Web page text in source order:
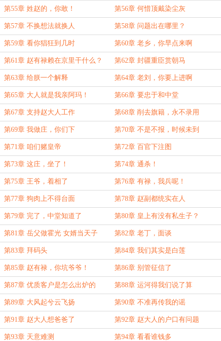
第55章 姓赵的，你敢！ 第56章 何惜顶戴染尘灰
第57章 不换想法就换人 第58章 问题出在哪里？
第59章 看你猖狂到几时 第60章 老乡，你早点来啊
第61章 赵有禄赖在京里干什么？ 第62章 封疆重臣赏朝马
第63章 给朕一个解释 第64章 老刘，你要上进啊
第65章 大人就是我亲阿玛！ 第66章 要忠于和中堂
第67章 支持赵大人工作 第68章 削去旗籍，永不录用
第69章 我做庄，你们下 第70章 不是不报，时候未到
第71章 咱们赌皇帝 第72章 百官下注图
第73章 这庄，坐了！ 第74章 通杀！
第75章 王爷，着相了 第76章 有禄，我兵呢！
第77章 狗肉上不得台面 第78章 赵副都统实在人
第79章 完了，中堂知道了 第80章 皇上有没有私生子？
第81章 岳父做霍光 女婿当天子 第82章 老丁，面谈
第83章 拜码头 第84章 我们其实是白莲
第85章 赵有禄，你坑爷爷！ 第86章 别管征信了
第87章 优质客户是怎么出炉的 第88章 运河得我们说了算
第89章 大风起兮云飞扬 第90章 不准再传我的谣
第91章 赵大人想爸爸了 第92章 赵大人的户口有问题
第93章 天意难测 第94章 看看谁钱多